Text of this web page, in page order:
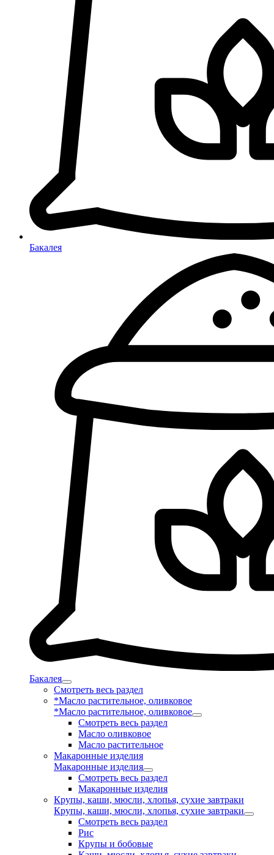
Бакалея
Бакалея
Смотреть весь раздел
*Масло растительное, оливковое
*Масло растительное, оливковое
Смотреть весь раздел
Масло оливковое
Масло растительное
Макаронные изделия
Макаронные изделия
Смотреть весь раздел
Макаронные изделия
Крупы, каши, мюсли, хлопья, сухие завтраки
Крупы, каши, мюсли, хлопья, сухие завтраки
Смотреть весь раздел
Рис
Крупы и бобовые